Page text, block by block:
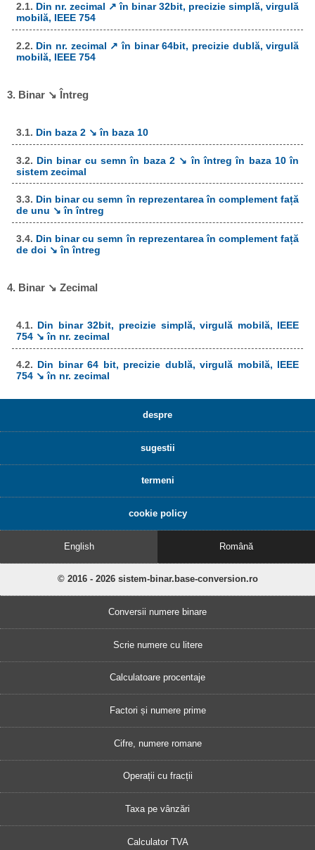
2.1. Din nr. zecimal ↗ în binar 32bit, precizie simplă, virgulă
mobilă, IEEE 754
2.2. Din nr. zecimal ↗ în binar 64bit, precizie dublă, virgulă
mobilă, IEEE 754
3. Binar ↘ Întreg
3.1. Din baza 2 ↘ în baza 10
3.2. Din binar cu semn în baza 2 ↘ în întreg în baza 10 în
sistem zecimal
3.3. Din binar cu semn în reprezentarea în complement față
de unu ↘ în întreg
3.4. Din binar cu semn în reprezentarea în complement față
de doi ↘ în întreg
4. Binar ↘ Zecimal
4.1. Din binar 32bit, precizie simplă, virgulă mobilă, IEEE
754 ↘ în nr. zecimal
4.2. Din binar 64 bit, precizie dublă, virgulă mobilă, IEEE
754 ↘ în nr. zecimal
despre
sugestii
termeni
cookie policy
English Română
© 2016 - 2026 sistem-binar.base-conversion.ro
Conversii numere binare
Scrie numere cu litere
Calculatoare procentaje
Factori și numere prime
Cifre, numere romane
Operații cu fracții
Taxa pe vânzări
Calculator TVA